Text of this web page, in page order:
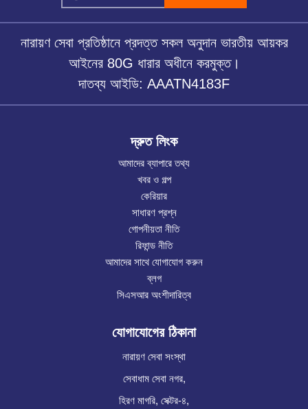
নারায়ণ সেবা প্রতিষ্ঠানে প্রদত্ত সকল অনুদান ভারতীয় আয়কর
আইনের 80G ধারার অধীনে করমুক্ত।
দাতব্য আইডি: AAATN4183F
দ্রুত লিংক
আমাদের ব্যাপারে তথ্য
খবর ও গল্প
কেরিয়ার
সাধারণ প্রশ্ন
গোপনীয়তা নীতি
রিফান্ড নীতি
আমাদের সাথে যোগাযোগ করুন
ব্লগ
সিএসআর অংশীদারিত্ব
যোগাযোগের ঠিকানা
নারায়ণ সেবা সংস্থা
সেবাধাম সেবা নগর,
হিরণ মাগরি, সেক্টর-৪,